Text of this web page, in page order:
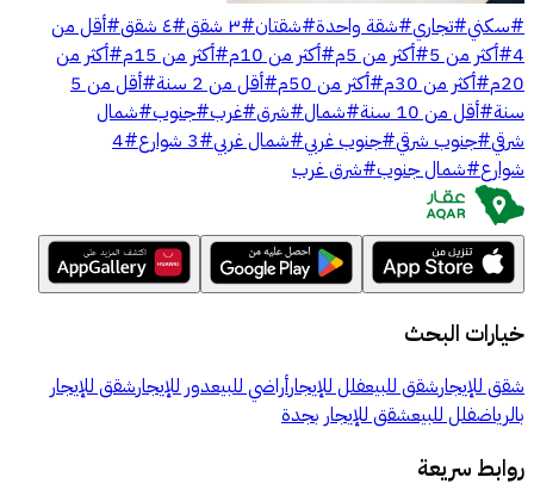
#سكني#تجاري#شقة واحدة#شقتان#٣ شقق #٤ شقق #أقل من
4
#أكثر من 5 #أكثر من 5م #أكثر من 10م #أكثر من 15م #أكثر من
20م #أكثر من 30م #أكثر من 50م #أقل من 2 سنة #
أقل من 5
سنة#أقل من 10 سنة #شمال#شرق#غرب#جنوب#شمال
شرقي#جنوب شرقي#جنوب غربي#شمال غربي#3 شوارع #
4
شوارع#شمال جنوب#شرق غرب
خيارات البحث
شقق للإيجارشقق للبيعفلل للإيجارأراضي للبيعدور للإيجارشقق للإيجار
بالرياضفلل للبيعشقق للإيجار بجدة
روابط سريعة